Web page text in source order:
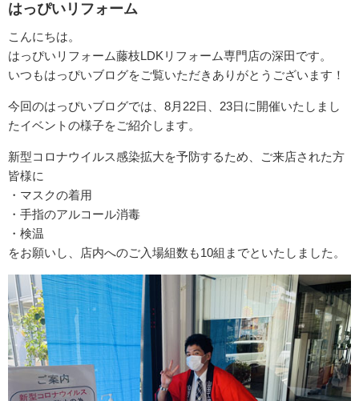
はっぴいリフォーム
こんにちは。
はっぴいリフォーム藤枝LDKリフォーム専門店の深田です。
いつもはっぴいブログをご覧いただきありがとうございます！
今回のはっぴいブログでは、8月22日、23日に開催いたしまし
たイベントの様子をご紹介します。
新型コロナウイルス感染拡大を予防するため、ご来店された方
皆様に
・マスクの着用
・手指のアルコール消毒
・検温
をお願いし、店内へのご入場組数も10組までといたしました。